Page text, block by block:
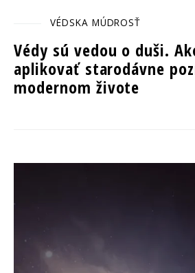
VÉDSKA MÚDROSŤ
Védy sú vedou o duši.
aplikovať starodávne
modernom živote